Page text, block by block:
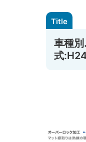
車種
式